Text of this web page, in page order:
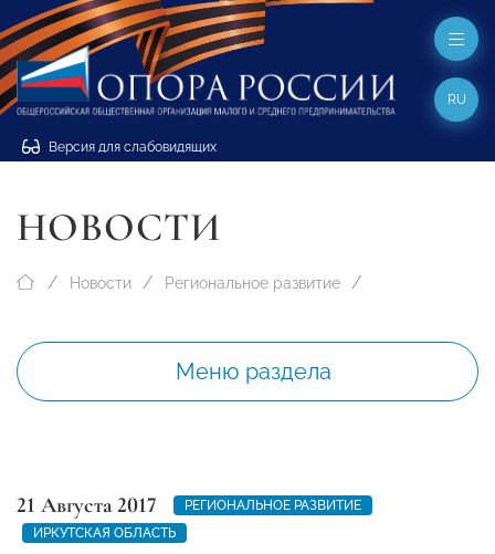
Версия для слабовидящих
RU
НОВОСТИ
Новости Региональное развитие
Меню раздела
21 Августа 2017
РЕГИОНАЛЬНОЕ РАЗВИТИЕ
ИРКУТСКАЯ ОБЛАСТЬ